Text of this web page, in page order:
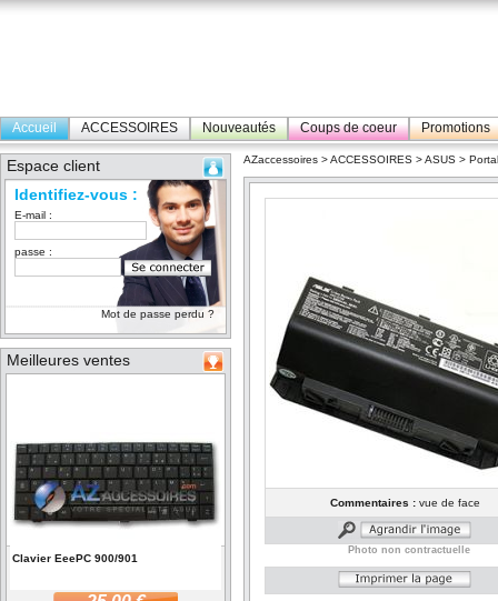
Accueil ACCESSOIRES Nouveautés Coups de coeur Promotions
Espace client
Identifiez-vous :
E-mail :
passe :
Mot de passe perdu ?
Meilleures ventes
Clavier EeePC 900/901
AZaccessoires >ACCESSOIRES >ASUS >
Commentaires :vue de face
Photo non contractuelle